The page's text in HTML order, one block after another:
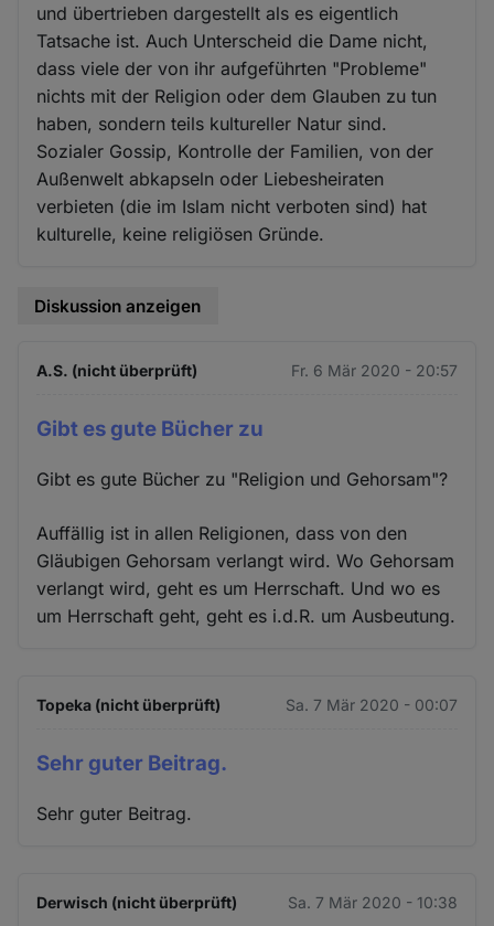
und übertrieben dargestellt als es eigentlich
Tatsache ist. Auch Unterscheid die Dame nicht,
dass viele der von ihr aufgeführten "Probleme"
nichts mit der Religion oder dem Glauben zu tun
haben, sondern teils kultureller Natur sind.
Sozialer Gossip, Kontrolle der Familien, von der
Außenwelt abkapseln oder Liebesheiraten
verbieten (die im Islam nicht verboten sind) hat
kulturelle, keine religiösen Gründe.
Diskussion anzeigen
A.S. (nicht überprüft) Fr. 6 Mär 2020 - 20:57
Gibt es gute Bücher zu
Gibt es gute Bücher zu "Religion und Gehorsam"?
Auffällig ist in allen Religionen, dass von den
Gläubigen Gehorsam verlangt wird. Wo Gehorsam
verlangt wird, geht es um Herrschaft. Und wo es
um Herrschaft geht, geht es i.d.R. um Ausbeutung.
Topeka (nicht überprüft) Sa. 7 Mär 2020 - 00:07
Sehr guter Beitrag.
Sehr guter Beitrag.
Derwisch (nicht überprüft) Sa. 7 Mär 2020 - 10:38